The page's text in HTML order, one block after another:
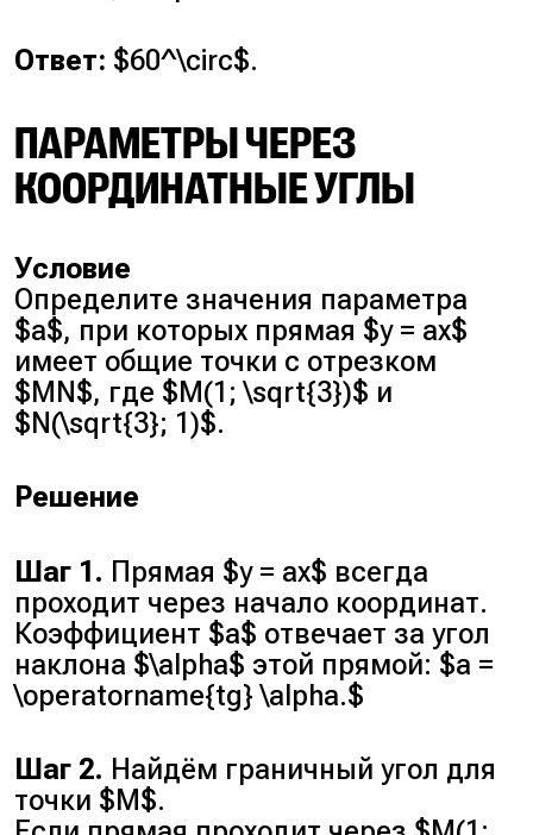
Ответ: $60^\circ$.
ПАРАМЕТРЫ ЧЕРЕЗ
КООРДИНАТНЫЕ УГЛЫ
Условие
Определите значения параметра
$a$, при которых прямая $y = ax$
имеет общие точки с отрезком
$MN$, где $M(1; \sqrt{3})$ и
$N(\sqrt{3}; 1)$.
Решение
Шаг 1. Прямая $y = ax$ всегда
проходит через начало координат.
Коэффициент $a$ отвечает за угол
наклона $\alpha$ этой прямой: $a =
\operatorname{tg} \alpha.$
Шаг 2. Найдём граничный угол для
точки $M$.